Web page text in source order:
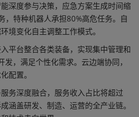
深度参与决策，应急方案生成时间缩
，特种机器人承担80%高危任务。自
境变化自主调整工作模式。
平台整合各类装备，实现集中管理和
，满足个性化需求。云边端协同，
配置。
务深度融合，服务收入占比将超过
涵盖研发、制造、运营的全产业链。